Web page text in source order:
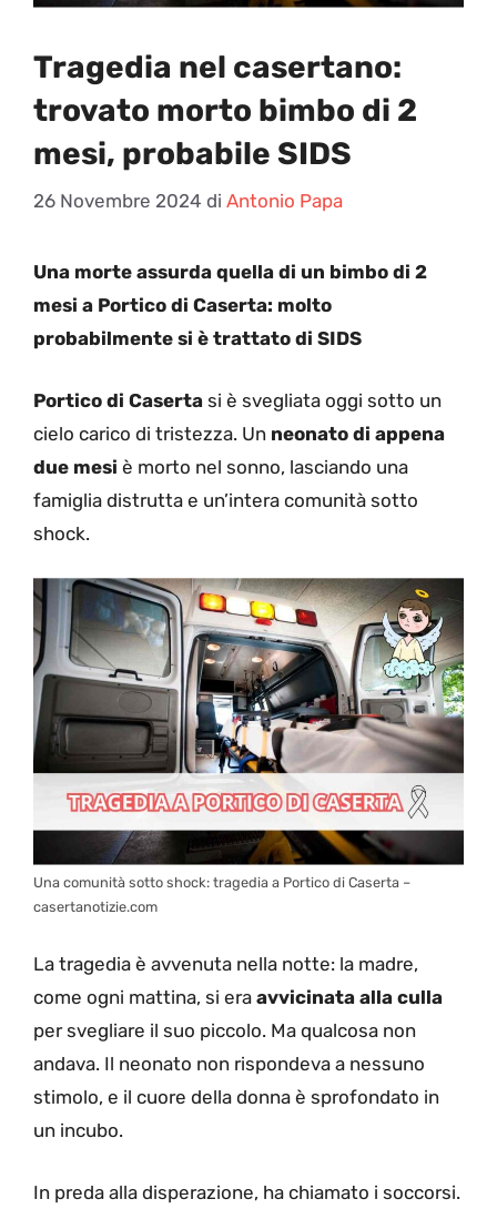
Tragedia nel casertano:
trovato morto bimbo di 2
mesi, probabile SIDS
26 Novembre 2024 di Antonio Papa
Una morte assurda quella di un bimbo di 2
mesi a Portico di Caserta: molto
probabilmente si è trattato di SIDS
Portico di Caserta si è svegliata oggi sotto un
cielo carico di tristezza. Un neonato di appena
due mesi è morto nel sonno, lasciando una
famiglia distrutta e un’intera comunità sotto
shock.
Una comunità sotto shock: tragedia a Portico di Caserta –
casertanotizie.com
La tragedia è avvenuta nella notte: la madre,
come ogni mattina, si era avvicinata alla culla
per svegliare il suo piccolo. Ma qualcosa non
andava. Il neonato non rispondeva a nessuno
stimolo, e il cuore della donna è sprofondato in
un incubo.
In preda alla disperazione, ha chiamato i soccorsi.